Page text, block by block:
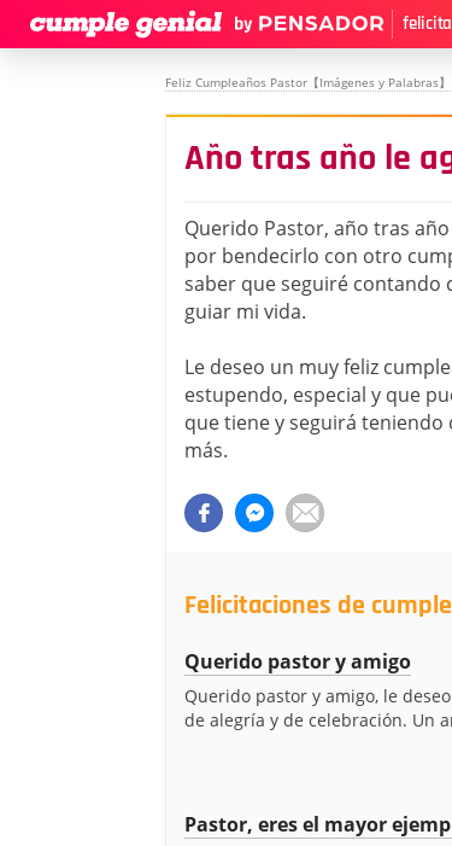
Feliz Cumpleaños Pastor【Imágenes y Palabras】
Año tras año le
Querido Pastor, año tras
por bendecirlo con otro
saber que seguiré contando
guiar mi vida.
Le deseo un muy feliz
estupendo, especial y que
que tiene y seguirá
más.
Felicitaciones de
Querido pastor y amigo
Querido pastor y amigo, le
de alegría y de celebración. Un
Pastor, eres el mayor